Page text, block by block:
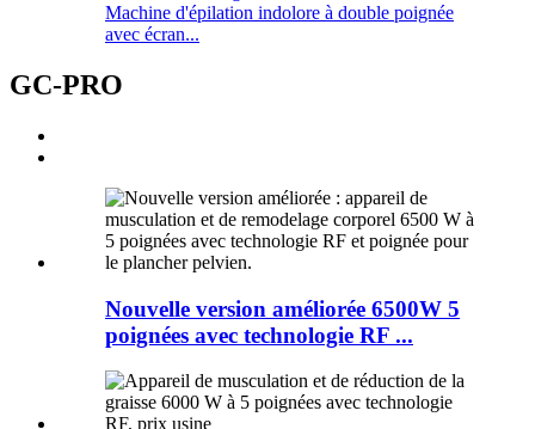
Machine d'épilation indolore à double poignée
avec écran...
GC-PRO
Nouvelle version améliorée 6500W 5
poignées avec technologie RF ...